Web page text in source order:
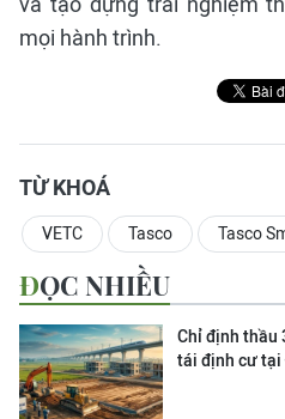
mọi hành trình.
TỪ KHOÁ
VETC Tasco Tasco
ĐỌC NHIỀU
Chỉ định thầu
tái định cư tại